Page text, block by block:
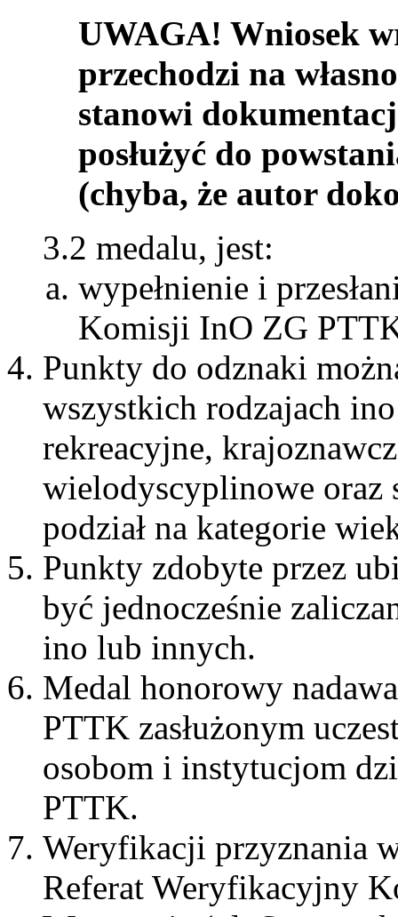
UWAGA! Wniosek
przechodzi na
stanowi
posłużyć do
(chyba, że autor
3.2 medalu, jest:
wypełnienie i
Komisji InO ZG
Punkty do odznaki
wszystkich rodzajach
rekreacyjne,
wielodyscyplinowe oraz
podział na kategorie
Punkty zdobyte przez
być jednocześnie
ino lub innych.
Medal honorowy
PTTK zasłużonym
osobom i instytucjom
PTTK.
Weryfikacji przyznania
Referat Weryfikacyjny